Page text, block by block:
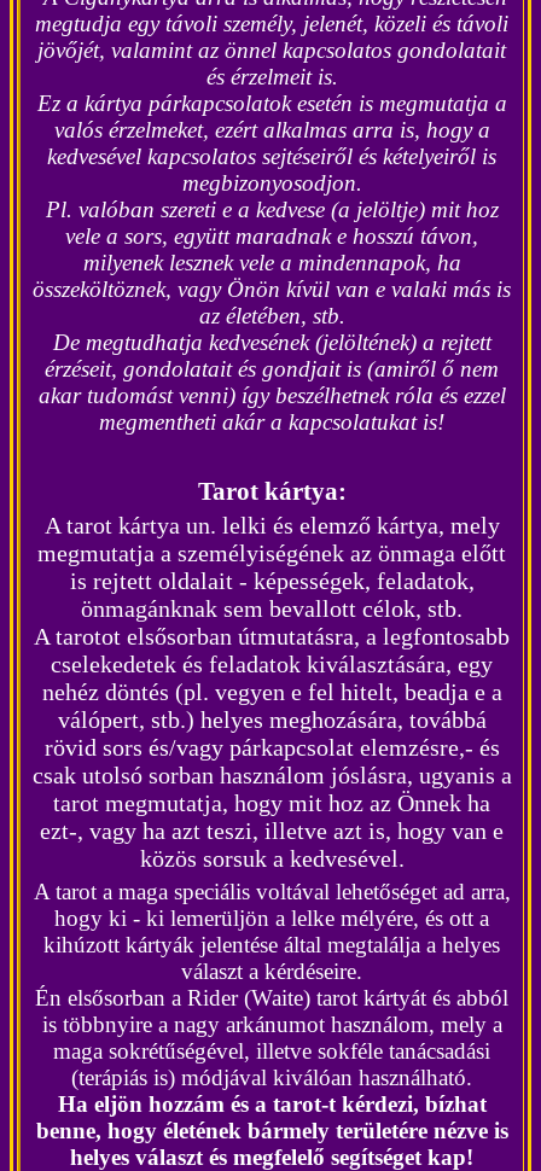
megtudja egy távoli személy, jelenét, közeli és távoli
jövőjét, valamint az önnel kapcsolatos gondolatait
és érzelmeit is.
Ez a kártya párkapcsolatok esetén is megmutatja a
valós érzelmeket, ezért alkalmas arra is, hogy a
kedvesével kapcsolatos sejtéseiről és kételyeiről is
megbizonyosodjon.
Pl. valóban szereti e a kedvese (a jelöltje) mit hoz
vele a sors, együtt maradnak e hosszú távon,
milyenek lesznek vele a mindennapok, ha
összeköltöznek, vagy Önön kívül van e valaki más is
az életében, stb.
De megtudhatja kedvesének (jelöltének) a rejtett
érzéseit, gondolatait és gondjait is (amiről ő nem
akar tudomást venni) így beszélhetnek róla és ezzel
megmentheti akár a kapcsolatukat is!
Tarot kártya:
A tarot kártya un. lelki és elemző kártya, mely
megmutatja a személyiségének az önmaga előtt
is rejtett oldalait - képességek, feladatok,
önmagánknak sem bevallott célok, stb.
A tarotot elsősorban útmutatásra, a legfontosabb
cselekedetek és feladatok kiválasztására, egy
nehéz döntés (pl. vegyen e fel hitelt, beadja e a
válópert, stb.) helyes meghozására, továbbá
rövid sors és/vagy párkapcsolat elemzésre,- és
csak utolsó sorban használom jóslásra, ugyanis a
tarot megmutatja, hogy mit hoz az Önnek ha
ezt-, vagy ha azt teszi, illetve azt is, hogy van e
közös sorsuk a kedvesével.
A tarot a maga speciális voltával lehetőséget ad arra,
hogy ki - ki lemerüljön a lelke mélyére, és ott a
kihúzott kártyák jelentése által megtalálja a helyes
választ a kérdéseire.
Én elsősorban a Rider (Waite) tarot kártyát és abból
is többnyire a nagy arkánumot használom, mely a
maga sokrétűségével, illetve sokféle tanácsadási
(terápiás is) módjával kiválóan használható.
Ha eljön hozzám és a tarot-t kérdezi, bízhat
benne, hogy életének bármely területére nézve is
helyes választ és megfelelő segítséget kap!